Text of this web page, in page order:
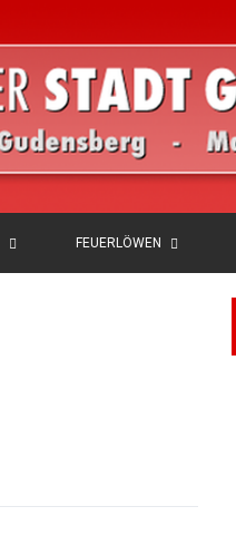
FEUERLÖWEN